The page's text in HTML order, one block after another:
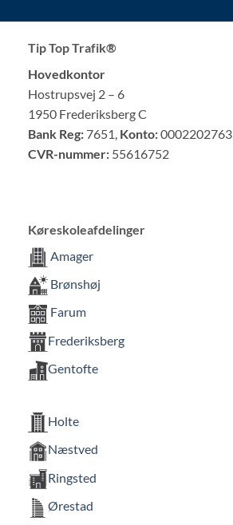
Tip Top Trafik®
Hovedkontor
Hostrupsvej 2 – 6
1950 Frederiksberg C
Bank Reg: 7651, Konto:0002202763
CVR-nummer: 55616752
Køreskoleafdelinger
Amager
Brønshøj
Farum
Frederiksberg
Gentofte
Holte
Næstved
Ringsted
Ørestad